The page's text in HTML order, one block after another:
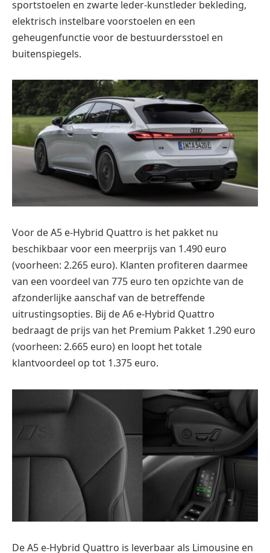
sportstoelen en zwarte leder-kunstleder bekleding,
elektrisch instelbare voorstoelen en een
geheugenfunctie voor de bestuurdersstoel en
buitenspiegels.
Voor de A5 e-Hybrid Quattro is het pakket nu
beschikbaar voor een meerprijs van 1.490 euro
(voorheen: 2.265 euro). Klanten profiteren daarmee
van een voordeel van 775 euro ten opzichte van de
afzonderlijke aanschaf van de betreffende
uitrustingsopties. Bij de A6 e-Hybrid Quattro
bedraagt de prijs van het Premium Pakket 1.290 euro
(voorheen: 2.665 euro) en loopt het totale
klantvoordeel op tot 1.375 euro.
De A5 e-Hybrid Quattro is leverbaar als Limousine en